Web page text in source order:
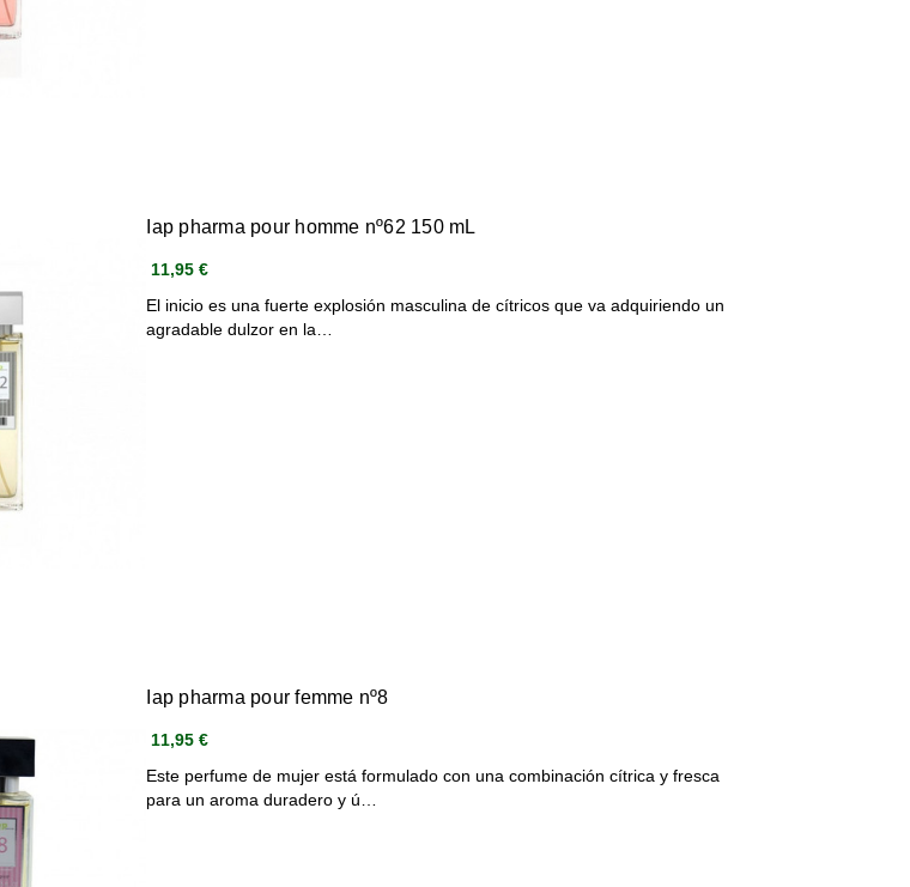
Iap pharma pour homme nº62 150 mL
11,95 €
El inicio es una fuerte explosión masculina de cítricos que va adquiriendo un
agradable dulzor en la…
Iap pharma pour femme nº8
11,95 €
Este perfume de mujer está formulado con una combinación cítrica y fresca
para un aroma duradero y ú…